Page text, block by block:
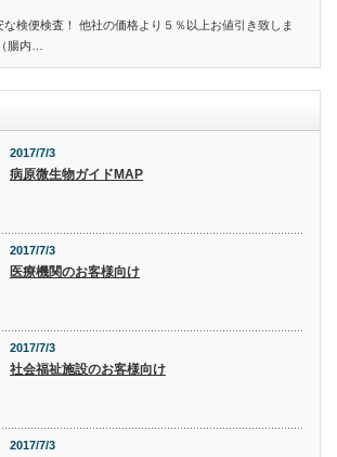
検便検査！ 他社の価格より５％以上お値引き致しま
腸内…
2017/7/3
病原微生物ガイドMAP
2017/7/3
医療機関のお客様向け
2017/7/3
社会福祉施設のお客様向け
2017/7/3